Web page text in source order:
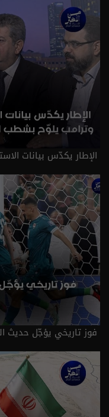
الإطار يكدّس بيانات
من الأخير م٣ - حلقة ٥ | الموسم 3
الموسم 3